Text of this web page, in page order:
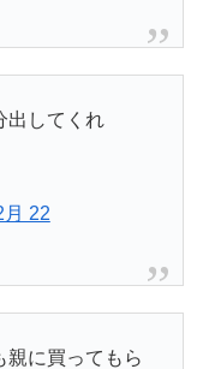
出してくれ
月 22
親に買ってもら